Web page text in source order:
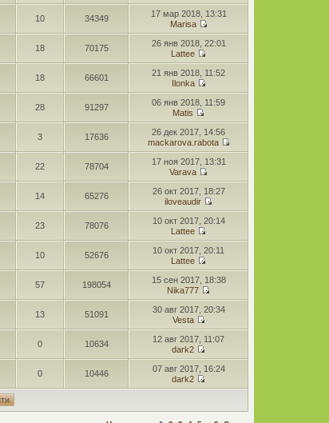
10 34349
17 мар 2018, 13:31
Marisa
18 70175
26 янв 2018, 22:01
Lattee
18 66601
21 янв 2018, 11:52
Ilonka
28 91297
06 янв 2018, 11:59
Matis
3 17636
26 дек 2017, 14:56
mackarova.rabota
22 78704
17 ноя 2017, 13:31
Varava
14 65276
26 окт 2017, 18:27
iloveaudir
23 78076
10 окт 2017, 20:14
Lattee
10 52676
10 окт 2017, 20:11
Lattee
57 198054
15 сен 2017, 18:38
Nika777
13 51091
30 авг 2017, 20:34
Vestа
0 10634
12 авг 2017, 11:07
dark2
0 10446
07 авг 2017, 16:24
dark2